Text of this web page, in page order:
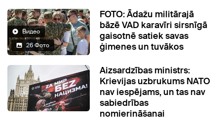
Видео
26 Фото
FOTO: Ādažu militārajā
bāzē VAD karavīri sirsnīgā
gaisotnē satiek savas
ģimenes un tuvākos
Aizsardzības ministrs:
Krievijas uzbrukums NATO
nav iespējams, un tas nav
sabiedrības
nomierināšanai